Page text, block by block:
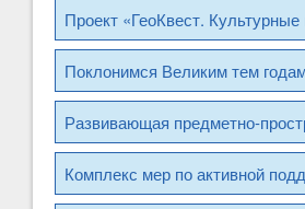
Проект «ГеоКвест.
Поклонимся Великим тем
Развивающая предметно-
Комплекс мер по активной